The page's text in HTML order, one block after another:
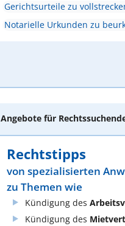
Gerichtsurteile zu
Notarielle Urkunden zu
Angebote für
Rechtstipps
von spezialisierten
zu Themen wie
Kündigung des
Kündigung des